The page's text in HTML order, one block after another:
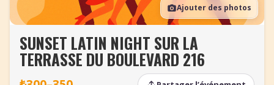
Vidéos
Glossaire
Ajouter des photos
SUNSET LATIN NIGHT SUR LA
TERRASSE DU BOULEVARD 216